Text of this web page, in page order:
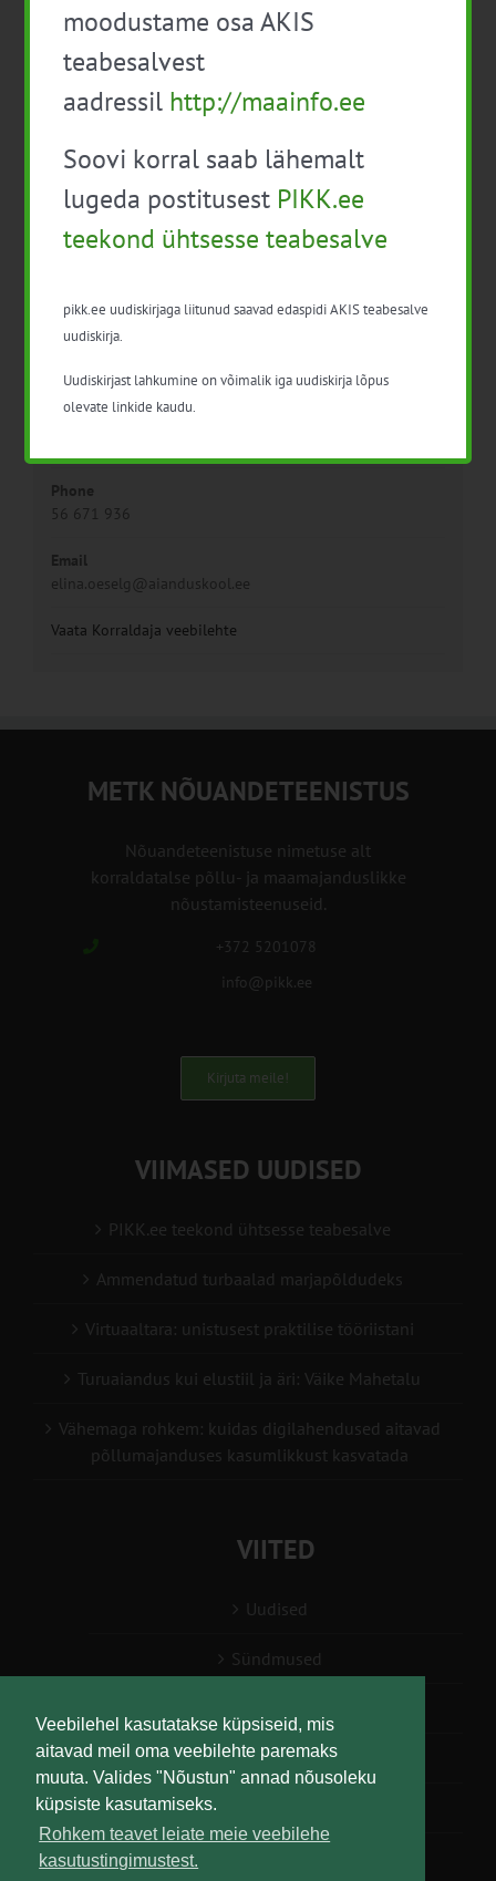
Veebilehel kasutatakse küpsiseid, mis
aitavad meil oma veebilehte paremaks
muuta. Valides "Nõustun" annad nõusoleku
küpsiste kasutamiseks.
Rohkem teavet leiate meie veebilehe
kasutustingimustest.
Kuupäev:
Korraldaja
Phone
56 671 936
Email
elina.oeselg@aianduskool.ee
Vaata Korraldaja veebilehte
METK NÕUANDETEENISTUS
Nõuandeteenistuse nimetuse alt
korraldatalse põllu- ja maamajanduslikke
nõustamisteenuseid.
+372 5201078
info@pikk.ee
Kirjuta meile!
VIIMASED UUDISED
PIKK.ee teekond ühtsesse teabesalve
Ammendatud turbaalad marjapõldudeks
Virtuaaltara: unistusest praktilise tööriistani
Turuaiandus kui elustiil ja äri: Väike Mahetalu
Vähemaga rohkem: kuidas digilahendused aitavad
põllumajanduses kasumlikkust kasvatada
VIITED
Uudised
Sündmused
Teabesalv
Liitu uudiskirjaga
moodustame osa AKIS
teabesalvest
aadressil http://maainfo.ee
Soovi korral saab lähemalt
lugeda postitusest PIKK.ee
teekond ühtsesse teabesalve
pikk.ee uudiskirjaga liitunud saavad edaspidi AKIS teabesalve
uudiskirja.
Uudiskirjast lahkumine on võimalik iga uudiskirja lõpus
olevate linkide kaudu.